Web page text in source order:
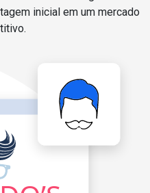
inicial em um mercado